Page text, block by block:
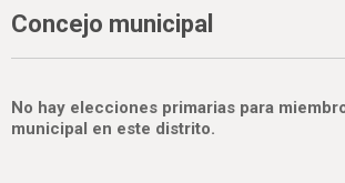
Concejo municipal
No hay elecciones primarias para
municipal en este distrito.